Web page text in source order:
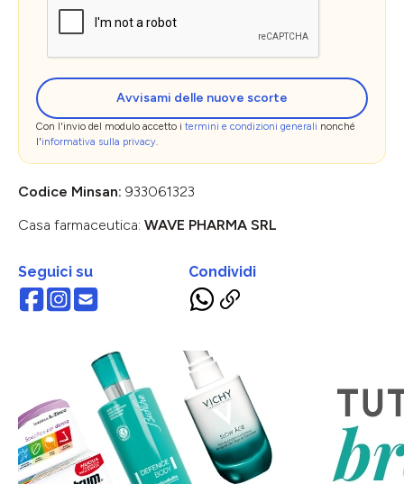
Avvisami delle nuove scorte
Con l'invio del modulo accetto i termini e condizioni generali nonché
l'informativa sulla privacy.
Codice Minsan: 933061323
Casa farmaceutica: WAVE PHARMA SRL
Seguici su Condividi